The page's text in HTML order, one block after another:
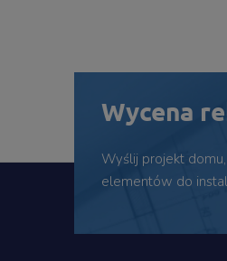
Wycena
Wyślij projekt
elementów do